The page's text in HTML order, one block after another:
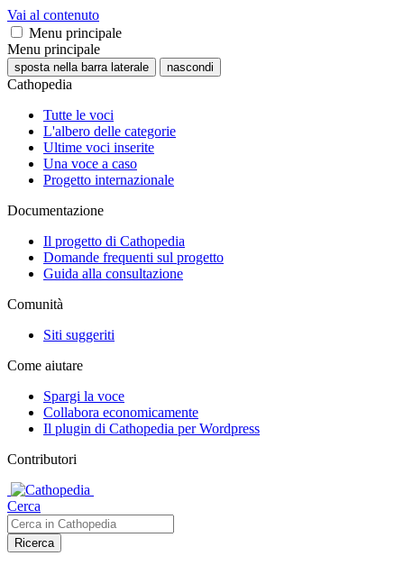
Vai al contenuto
Menu principale
Menu principale
sposta nella barra laterale nascondi
Cathopedia
Tutte le voci
L'albero delle categorie
Ultime voci inserite
Una voce a caso
Progetto internazionale
Documentazione
Il progetto di Cathopedia
Domande frequenti sul progetto
Guida alla consultazione
Comunità
Siti suggeriti
Come aiutare
Spargi la voce
Collabora economicamente
Il plugin di Cathopedia per Wordpress
Contributori
Cerca
Ricerca